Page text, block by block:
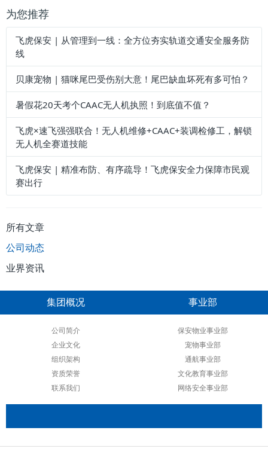
为您推荐
飞虎保安 | 从管理到一线：全方位夯实轨道交通安全服务防
线
贝康宠物 | 猫咪尾巴受伤别大意！尾巴缺血坏死有多可怕？
暑假花20天考个CAAC无人机执照！到底值不值？
飞虎×速飞强强联合！无人机维修+CAAC+装调检修工，解锁
无人机全赛道技能
飞虎保安 | 精准布防、有序疏导！飞虎保安全力保障市民观
赛出行
所有文章
公司动态
业界资讯
集团概况
公司简介
企业文化
组织架构
资质荣誉
联系我们
事业部
保安物业事业部
宠物事业部
通航事业部
文化教育事业部
网络安全事业部